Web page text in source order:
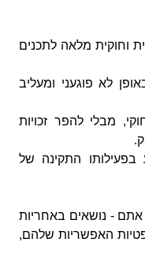
וחוקית מלאה לתכנים
לא פוגעני ומעליב
מבלי להפר זכויות
בפעילותו התקינה של
- נושאים באחריות
האפשריות שלהם,